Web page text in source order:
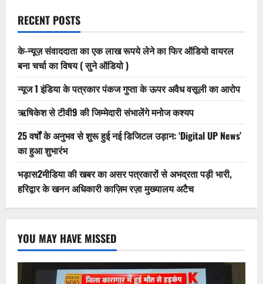
RECENT POSTS
के-न्यूज़ संवाददाता का एक लाख रूपये लेने का फिर ऑडियो वायरल
बना चर्चा का विषय ( सुने ऑडियो )
न्यूज 1 इंडिया के पत्रकार पंकज गुप्ता के ऊपर अवैध वसूली का आरोप
ऋषिकेश से टीवी9 की जिम्मेदारी संभालेंगे मनोज कश्यप
25 वर्षों के अनुभव से शुरू हुई नई डिजिटल उड़ान: ‘Digital UP News’
का हुआ शुभारंभ
भड़ास2मीडिया की खबर का असर पत्रकारों से अभद्रता पड़ी भारी,
हरिद्वार के खनन अधिकारी काज़िम रज़ा मुख्यालय अटैच
YOU MAY HAVE MISSED